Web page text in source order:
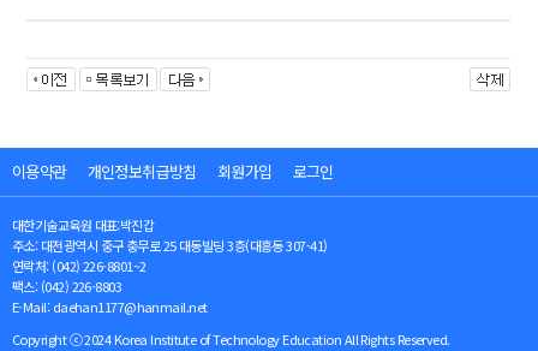
이용약관 개인정보취급방침 회원가입 로그인
대한기술교육원 대표:박진갑
주소: 대전광역시 중구 충무로 25 대동빌딩 3층(대흥동 307-41)
연락처: (042) 226-8801~2
팩스: (042) 226-8803
E-Mail: daehan1177@hanmail.net
Copyright ⓒ 2024 Korea Institute of Technology Education All Rights Reserved.